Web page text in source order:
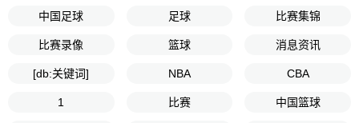
中国足球 足球 比赛集锦
比赛录像 篮球 消息资讯
[db:关键词] NBA CBA
1 比赛 中国篮球